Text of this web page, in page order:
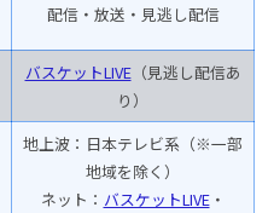
配信・放送・見逃し配信
バスケットLIVE（見逃し配信あ
り）
地上波：日本テレビ系（※一部
地域を除く）
ネット： バスケットLIVE・